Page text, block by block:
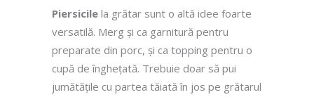
Piersicile la grătar sunt o altă idee foarte
versatilă. Merg și ca garnitură pentru
preparate din porc, și ca topping pentru o
cupă de înghețată. Trebuie doar să pui
jumătățile cu partea tăiată în jos pe grătarul